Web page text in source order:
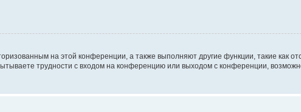
на этой конференции, а также выполняют другие функции, такие как
трудности с входом на конференцию или выходом с конференции,